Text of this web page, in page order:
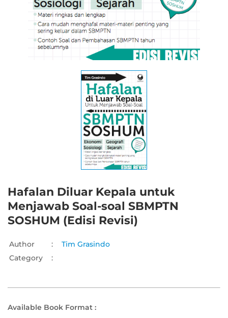
Hafalan Diluar Kepala untuk
Menjawab Soal-soal SBMPTN
SOSHUM (Edisi Revisi)
Author :
Tim Grasindo
Category
:
Available Book Format :